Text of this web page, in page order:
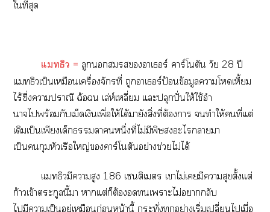
ใที่สุด
แธิว = ลูกาเร์ าร์โตัน วัย 28 ปี
แธิวเป็นเหมือนเครื่องจักรที่ ถูกาเร์ป้อนข้อมูลาโเหี้ยม
ไร้ซี่งาปราณี ฉ้อฉน เล่ห์เหลี่ยม แะปลุกปั่นให้ใช้อำ
นาจไพร้อมกับเม็ดเงินเพื่อให้ได้มายังสิ่งที่ต้องา ทำให้คนที่แต่
เดิมเป็นเพียงเด็กาหนึ่งที่ไม่มีพิษสงะไาา
เป็นกุมหัวเรือใหญ่าร์โตันอย่างช่วยไม่ได้
แธิวมีาสูง 186 เซนติเมตร เาไม่เมีาสุขตั้งแต่
ก้าวเข้าตระกูลนี้า าแต่ก็ต้องเาะไม่ากลับ
ไมีาเป็นอยู่เหมือนก่อนหน้านี้ กระทั่งทุกอย่างเริ่มเปลี่ยนไเมื่อ